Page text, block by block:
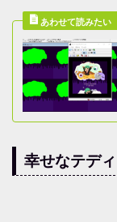
幸せなテディ